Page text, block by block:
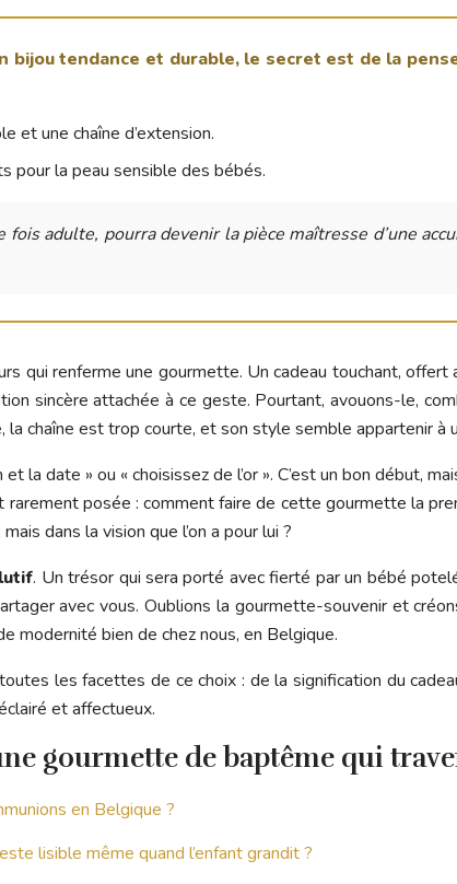
tendance et durable, le secret est de la
et une chaîne d’extension.
pour la peau sensible des bébés.
adulte, pourra devenir la pièce maîtresse d’une
qui renferme une gourmette. Un cadeau touchant,
sincère attachée à ce geste. Pourtant, avouons-le,
la chaîne est trop courte, et son style semble appartenir à
la date » ou « choisissez de l’or ». C’est un bon début,
posée : comment faire de cette gourmette la
dans la vision que l’on a pour lui ?
. Un trésor qui sera porté avec fierté par un bébé
avec vous. Oublions la gourmette-souvenir et
modernité bien de chez nous, en Belgique.
les facettes de ce choix : de la signification du
et affectueux.
gourmette de baptême qui
en Belgique ?
lisible même quand l’enfant grandit ?